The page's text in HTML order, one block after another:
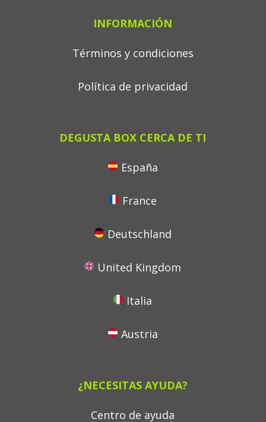
INFORMACIÓN
Términos y condiciones
Política de privacidad
DEGUSTA BOX CERCA DE TI
España
France
Deutschland
United Kingdom
Italia
Austria
¿NECESITAS AYUDA?
Centro de ayuda